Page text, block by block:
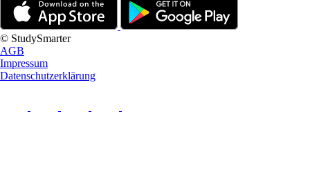
© StudySmarter
AGB
Impressum
Datenschutzerklärung